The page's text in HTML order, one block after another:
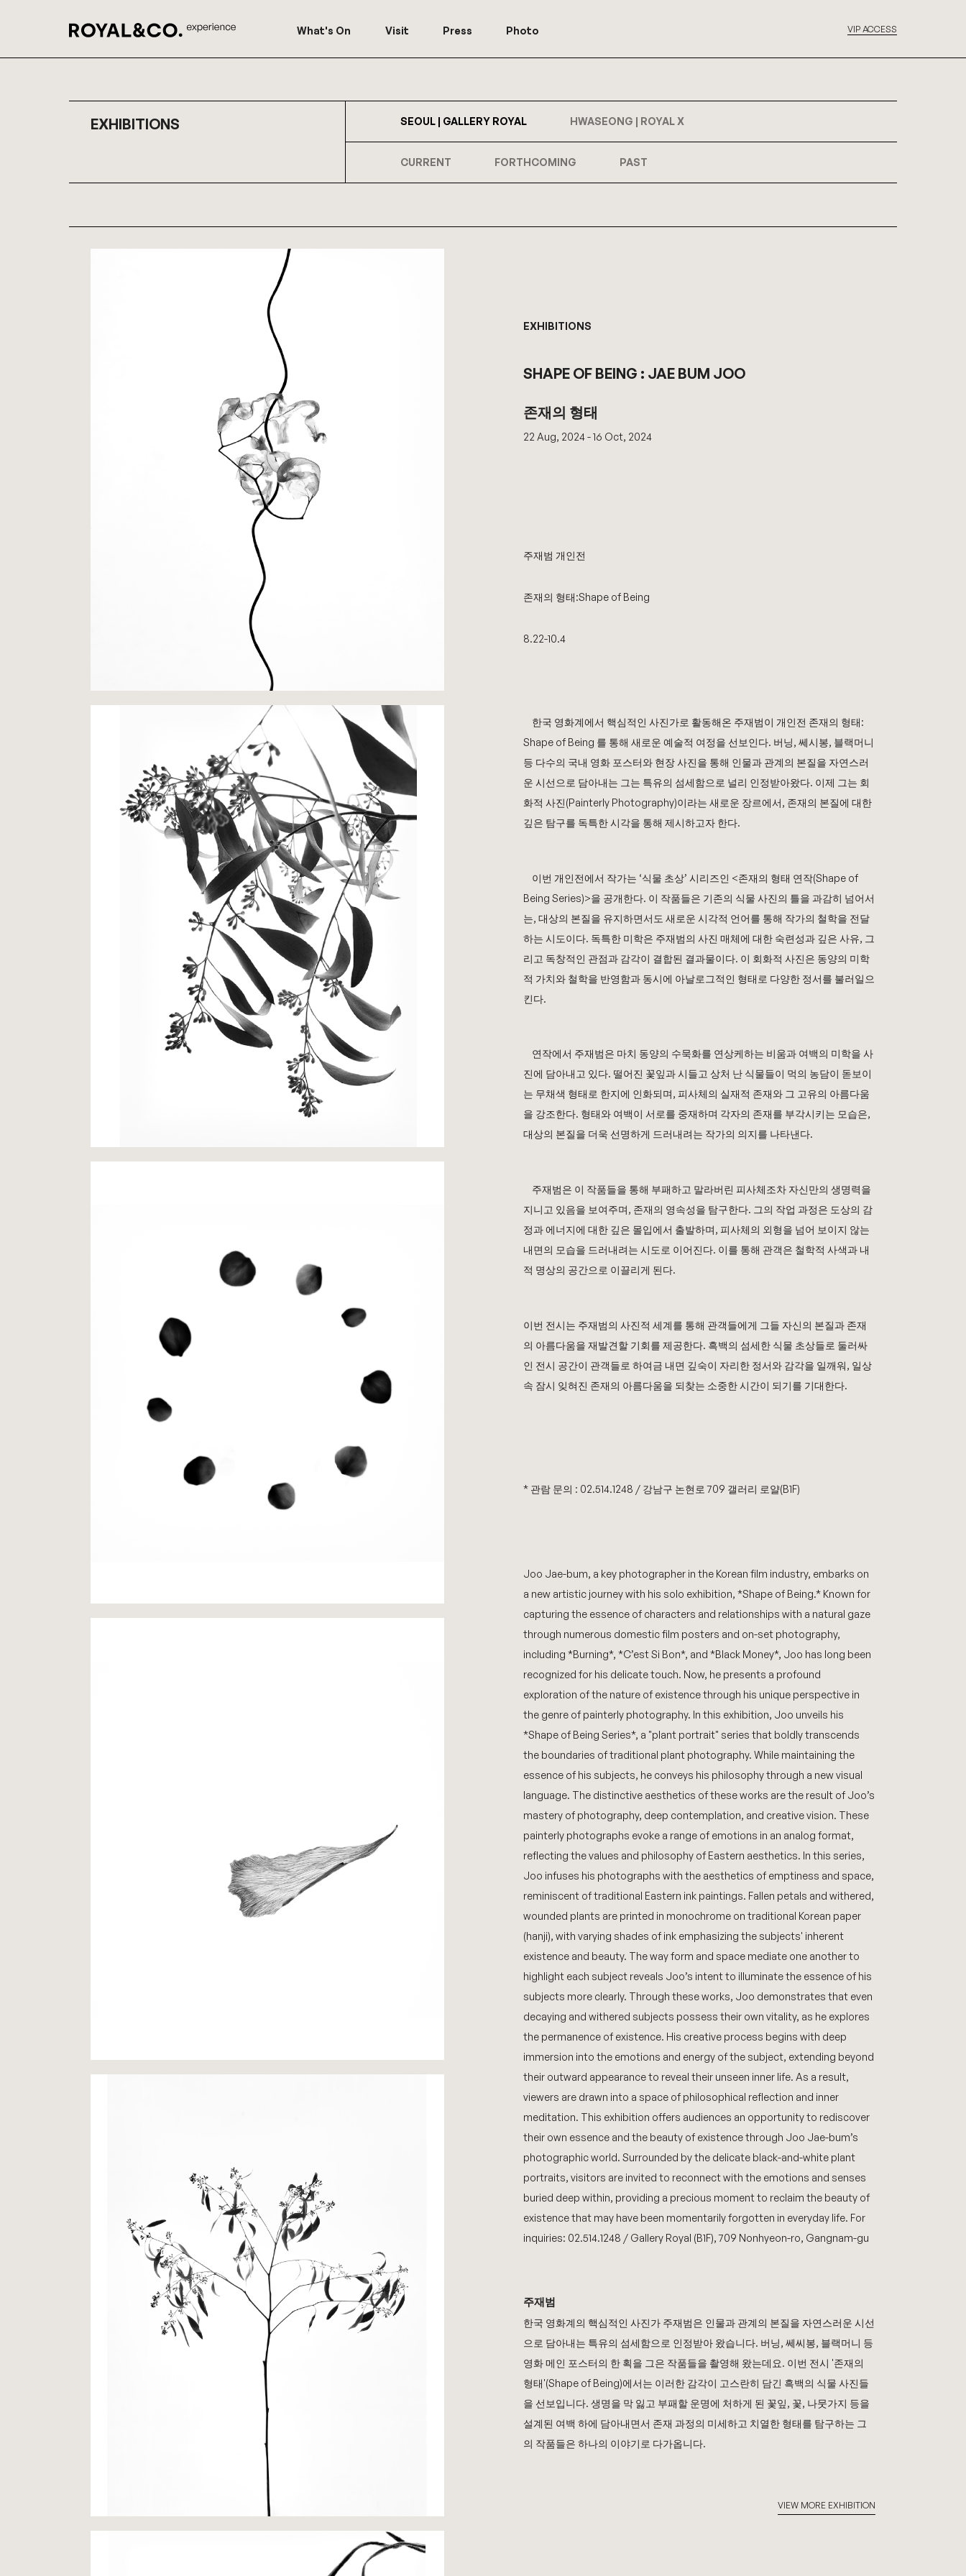
What's On Visit Press Photo VIP ACCESS
EXHIBITIONS SEOUL | GALLERY ROYAL HWASEONG | ROYAL X
CURRENT FORTHCOMING PAST
EXHIBITIONS
SHAPE OF BEING : JAE BUM JOO
존재의 형태
22 Aug, 2024 - 16 Oct, 2024
주재범 개인전
존재의 형태:Shape of Being
8.22-10.4
한국 영화계에서 핵심적인 사진가로 활동해온 주재범이 개인전 존재의 형태:
Shape of Being 를 통해 새로운 예술적 여정을 선보인다. 버닝, 쎄시봉, 블랙머니
등 다수의 국내 영화 포스터와 현장 사진을 통해 인물과 관계의 본질을 자연스러
운 시선으로 담아내는 그는 특유의 섬세함으로 널리 인정받아왔다. 이제 그는 회
화적 사진(Painterly Photography)이라는 새로운 장르에서, 존재의 본질에 대한
깊은 탐구를 독특한 시각을 통해 제시하고자 한다.
이번 개인전에서 작가는 ‘식물 초상’ 시리즈인 <존재의 형태 연작(Shape of
Being Series)>을 공개한다. 이 작품들은 기존의 식물 사진의 틀을 과감히 넘어서
는, 대상의 본질을 유지하면서도 새로운 시각적 언어를 통해 작가의 철학을 전달
하는 시도이다. 독특한 미학은 주재범의 사진 매체에 대한 숙련성과 깊은 사유, 그
리고 독창적인 관점과 감각이 결합된 결과물이다. 이 회화적 사진은 동양의 미학
적 가치와 철학을 반영함과 동시에 아날로그적인 형태로 다양한 정서를 불러일으
킨다.
연작에서 주재범은 마치 동양의 수묵화를 연상케하는 비움과 여백의 미학을 사
진에 담아내고 있다. 떨어진 꽃잎과 시들고 상처 난 식물들이 먹의 농담이 돋보이
는 무채색 형태로 한지에 인화되며, 피사체의 실재적 존재와 그 고유의 아름다움
을 강조한다. 형태와 여백이 서로를 중재하며 각자의 존재를 부각시키는 모습은,
대상의 본질을 더욱 선명하게 드러내려는 작가의 의지를 나타낸다.
주재범은 이 작품들을 통해 부패하고 말라버린 피사체조차 자신만의 생명력을
지니고 있음을 보여주며, 존재의 영속성을 탐구한다. 그의 작업 과정은 도상의 감
정과 에너지에 대한 깊은 몰입에서 출발하며, 피사체의 외형을 넘어 보이지 않는
내면의 모습을 드러내려는 시도로 이어진다. 이를 통해 관객은 철학적 사색과 내
적 명상의 공간으로 이끌리게 된다.
이번 전시는 주재범의 사진적 세계를 통해 관객들에게 그들 자신의 본질과 존재
의 아름다움을 재발견할 기회를 제공한다. 흑백의 섬세한 식물 초상들로 둘러싸
인 전시 공간이 관객들로 하여금 내면 깊숙이 자리한 정서와 감각을 일깨워, 일상
속 잠시 잊혀진 존재의 아름다움을 되찾는 소중한 시간이 되기를 기대한다.
* 관람 문의 : 02.514.1248 / 강남구 논현로 709 갤러리 로얄(B1F)
Joo Jae-bum, a key photographer in the Korean film industry, embarks on
a new artistic journey with his solo exhibition, *Shape of Being.* Known for
capturing the essence of characters and relationships with a natural gaze
through numerous domestic film posters and on-set photography,
including *Burning*, *C’est Si Bon*, and *Black Money*, Joo has long been
recognized for his delicate touch. Now, he presents a profound
exploration of the nature of existence through his unique perspective in
the genre of painterly photography. In this exhibition, Joo unveils his
*Shape of Being Series*, a "plant portrait" series that boldly transcends
the boundaries of traditional plant photography. While maintaining the
essence of his subjects, he conveys his philosophy through a new visual
language. The distinctive aesthetics of these works are the result of Joo’s
mastery of photography, deep contemplation, and creative vision. These
painterly photographs evoke a range of emotions in an analog format,
reflecting the values and philosophy of Eastern aesthetics. In this series,
Joo infuses his photographs with the aesthetics of emptiness and space,
reminiscent of traditional Eastern ink paintings. Fallen petals and withered,
wounded plants are printed in monochrome on traditional Korean paper
(hanji), with varying shades of ink emphasizing the subjects' inherent
existence and beauty. The way form and space mediate one another to
highlight each subject reveals Joo’s intent to illuminate the essence of his
subjects more clearly. Through these works, Joo demonstrates that even
decaying and withered subjects possess their own vitality, as he explores
the permanence of existence. His creative process begins with deep
immersion into the emotions and energy of the subject, extending beyond
their outward appearance to reveal their unseen inner life. As a result,
viewers are drawn into a space of philosophical reflection and inner
meditation. This exhibition offers audiences an opportunity to rediscover
their own essence and the beauty of existence through Joo Jae-bum’s
photographic world. Surrounded by the delicate black-and-white plant
portraits, visitors are invited to reconnect with the emotions and senses
buried deep within, providing a precious moment to reclaim the beauty of
existence that may have been momentarily forgotten in everyday life. For
inquiries: 02.514.1248 / Gallery Royal (B1F), 709 Nonhyeon-ro, Gangnam-gu
주재범
한국 영화계의 핵심적인 사진가 주재범은 인물과 관계의 본질을 자연스러운 시선
으로 담아내는 특유의 섬세함으로 인정받아 왔습니다. 버닝, 쎄씨봉, 블랙머니 등
영화 메인 포스터의 한 획을 그은 작품들을 촬영해 왔는데요. 이번 전시 '존재의
형태'(Shape of Being)에서는 이러한 감각이 고스란히 담긴 흑백의 식물 사진들
을 선보입니다. 생명을 막 잃고 부패할 운명에 처하게 된 꽃잎, 꽃, 나뭇가지 등을
설계된 여백 하에 담아내면서 존재 과정의 미세하고 치열한 형태를 탐구하는 그
의 작품들은 하나의 이야기로 다가옵니다.
VIEW MORE EXHIBITION